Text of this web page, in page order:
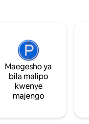
Maegesho ya
bila malipo
kwenye
majengo